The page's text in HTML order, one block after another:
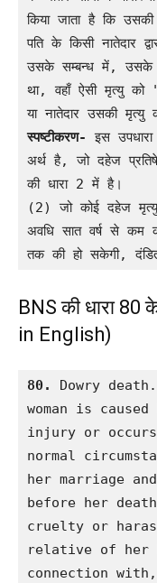
किया जाता है कि
पति के किसी नातेदार
उसके सम्बन्ध में, उसके
था, वहाँ ऐसी मृत्यु को
या नातेदार उसकी मृत्यु
स्पष्टीकरण- इस
अर्थ है, जो दहेज
की धारा 2 में है।
(2) जो कोई दहेज मृत्यु
अवधि सात वर्ष से कम
तक की हो सकेगी, दंडित
BNS की धारा
in English)
80.
Dowry
woman is
injury or
normal
her marriage
before her
cruelty or
relative of her
connection